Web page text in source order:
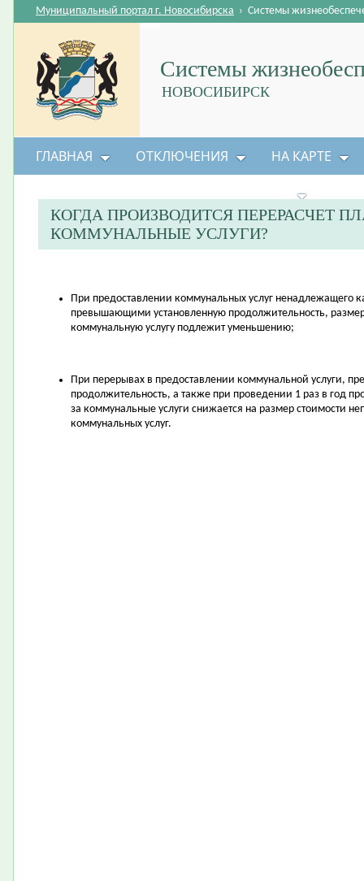
Системы
НОВОСИБИРСК
Муниципальный портал г. Новосибирска › Системы
ГЛАВНАЯ ОТКЛЮЧЕНИЯ НА КАРТЕ
КОГДА ПРОИЗВОДИТСЯ ПЕРЕРАСЧЕТ
КОММУНАЛЬНЫЕ УСЛУГИ?
При предоставлении коммунальных услуг ненадлежащего
превышающими установленную продолжительность,
коммунальную услугу подлежит уменьшению;
При перерывах в предоставлении коммунальной услуги,
продолжительность, а также при проведении 1 раз в год
за коммунальные услуги снижается на размер стоимости
коммунальных услуг.